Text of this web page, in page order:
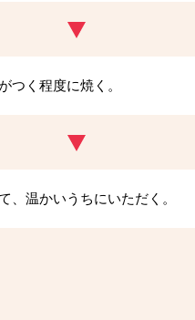
つく程度に焼く。
、温かいうちにいただく。